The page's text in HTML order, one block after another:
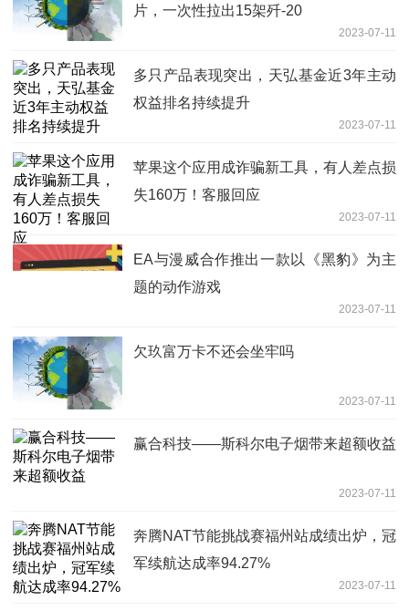
片，一次性拉出15架歼-20
2023-07-11
多只产品表现突出，天弘基金近3年主动
权益排名持续提升
2023-07-11
苹果这个应用成诈骗新工具，有人差点损
失160万！客服回应
2023-07-11
EA与漫威合作推出一款以《黑豹》为主
题的动作游戏
2023-07-11
欠玖富万卡不还会坐牢吗
2023-07-11
赢合科技——斯科尔电子烟带来超额收益
2023-07-11
奔腾NAT节能挑战赛福州站成绩出炉，冠
军续航达成率94.27%
2023-07-11